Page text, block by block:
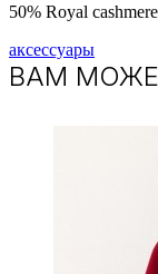
50% Royal
аксессуары
ВАМ